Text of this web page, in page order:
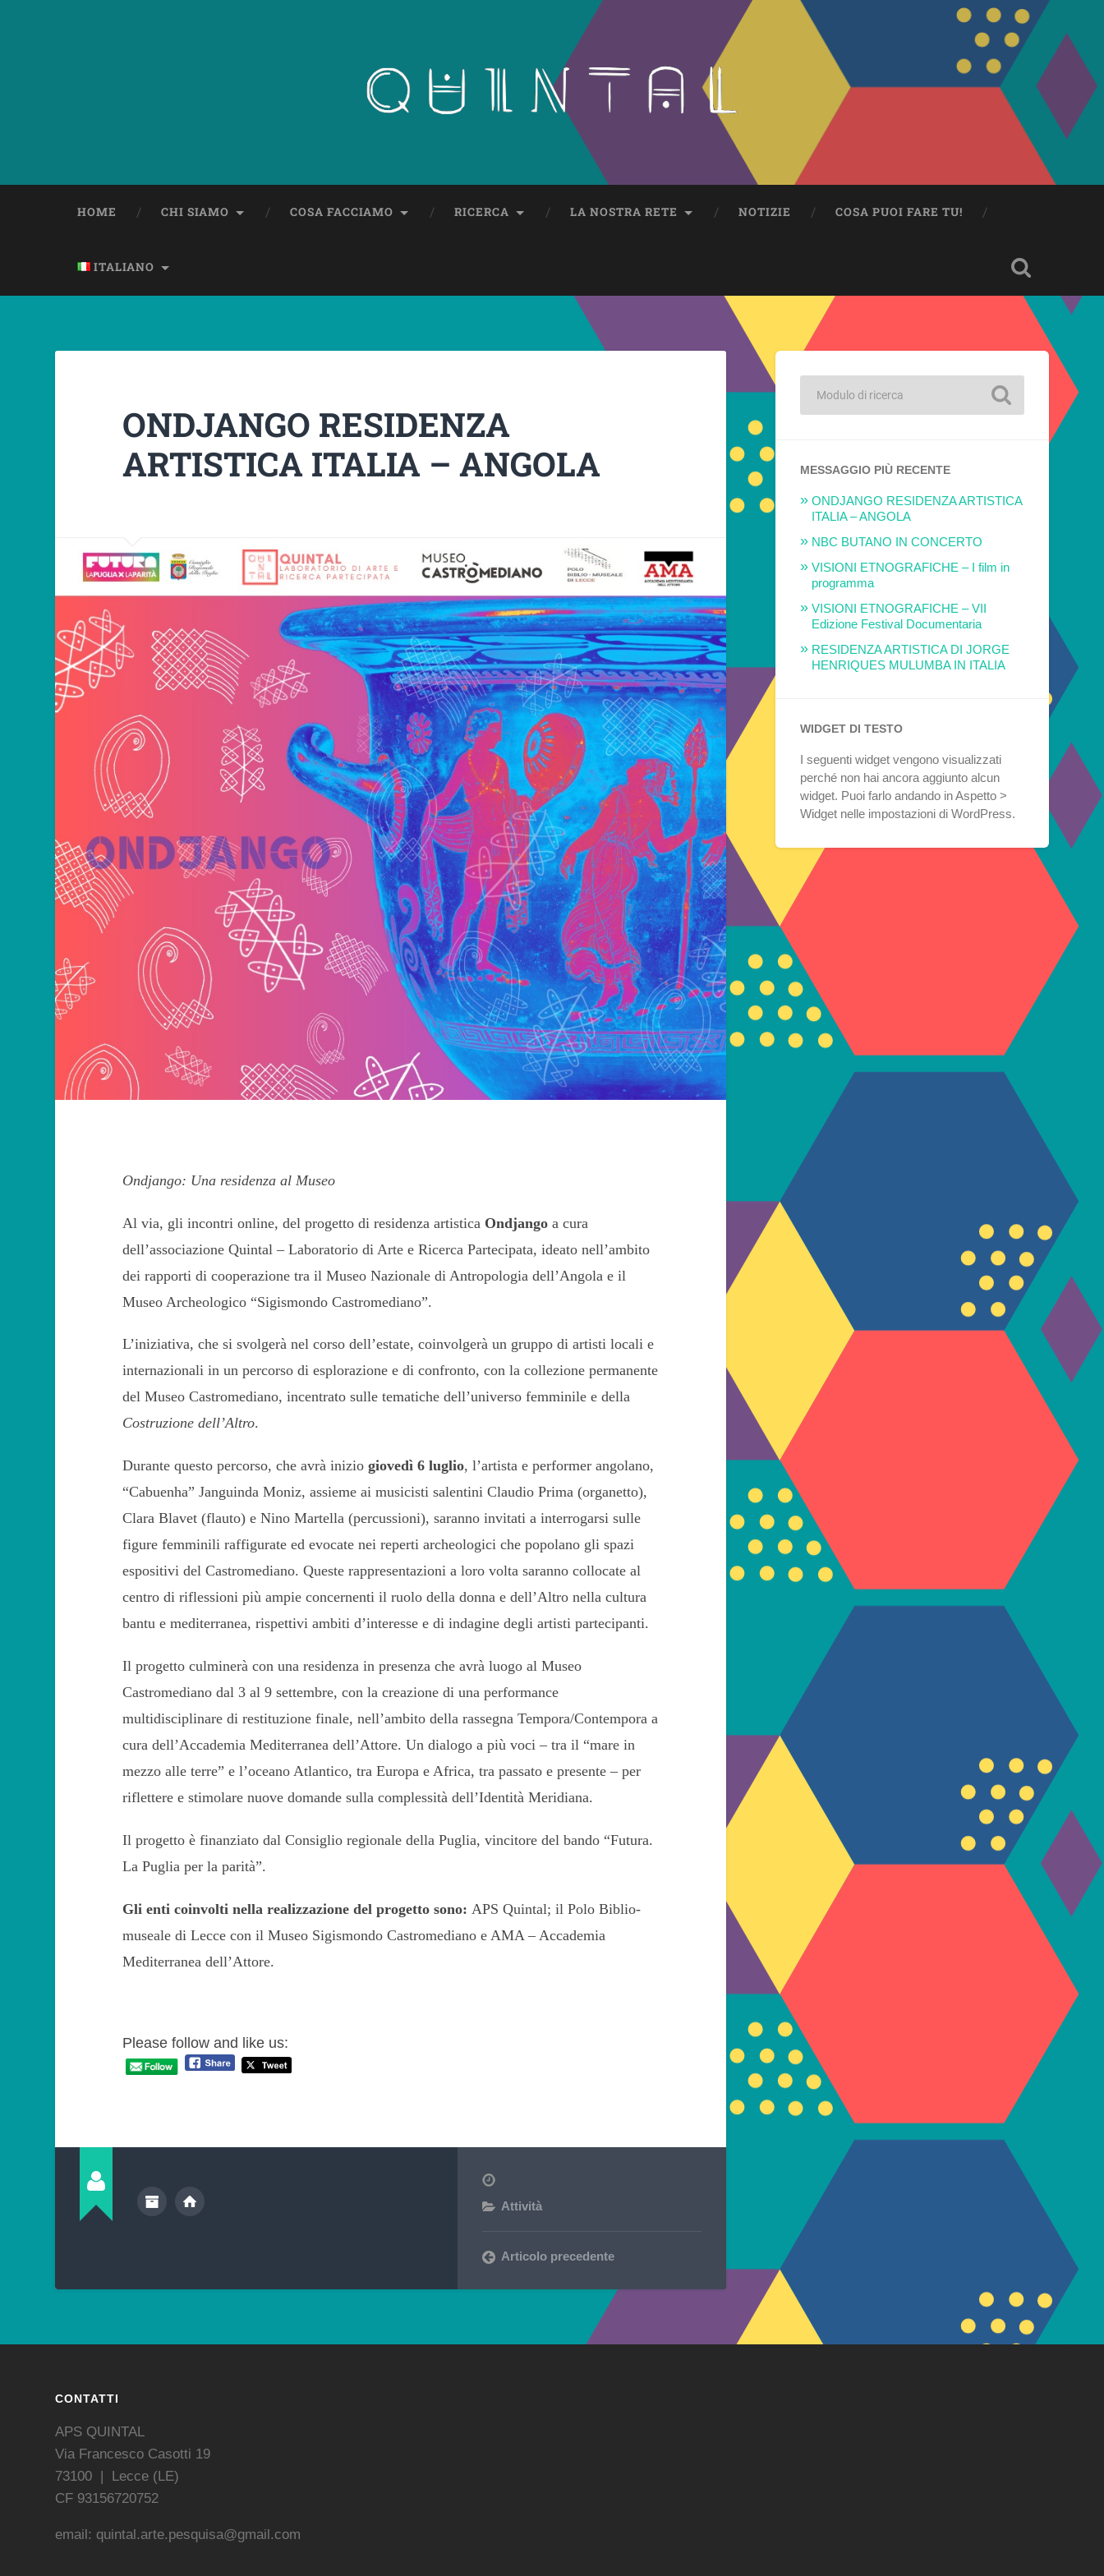
HOME CHI SIAMO COSA FACCIAMO RICERCA LA NOSTRA RETE NOTIZIE COSA PUOI FARE TU!
ITALIANO
ONDJANGO RESIDENZA
ARTISTICA ITALIA – ANGOLA
Ondjango: Una residenza al Museo
Al via, gli incontri online, del progetto di residenza artistica Ondjangoa cura
dell’associazione Quintal – Laboratorio di Arte e Ricerca Partecipata, ideato nell’ambito
dei rapporti di cooperazione tra il Museo Nazionale di Antropologia dell’Angola e il
Museo Archeologico “Sigismondo Castromediano”.
L’iniziativa, che si svolgerà nel corso dell’estate, coinvolgerà un gruppo di artisti locali e
internazionali in un percorso di esplorazione e di confronto, con la collezione permanente
del Museo Castromediano, incentrato sulle tematiche dell’universo femminile e della
Costruzione dell’Altro.
Durante questo percorso, che avrà inizio giovedì 6 luglio, l’artista e performer angolano,
“Cabuenha” Janguinda Moniz, assieme ai musicisti salentini Claudio Prima (organetto),
Clara Blavet (flauto) e Nino Martella (percussioni), saranno invitati a interrogarsi sulle
figure femminili raffigurate ed evocate nei reperti archeologici che popolano gli spazi
espositivi del Castromediano. Queste rappresentazioni a loro volta saranno collocate al
centro di riflessioni più ampie concernenti il ruolo della donna e dell’Altro nella cultura
bantu e mediterranea, rispettivi ambiti d’interesse e di indagine degli artisti partecipanti.
Il progetto culminerà con una residenza in presenza che avrà luogo al Museo
Castromediano dal 3 al 9 settembre, con la creazione di una performance
multidisciplinare di restituzione finale, nell’ambito della rassegna Tempora/Contempora a
cura dell’Accademia Mediterranea dell’Attore. Un dialogo a più voci – tra il “mare in
mezzo alle terre” e l’oceano Atlantico, tra Europa e Africa, tra passato e presente – per
riflettere e stimolare nuove domande sulla complessità dell’Identità Meridiana.
Il progetto è finanziato dal Consiglio regionale della Puglia, vincitore del bando “Futura.
La Puglia per la parità”.
Gli enti coinvolti nella realizzazione del progetto sono: APS Quintal; il Polo Biblio-
museale di Lecce con il Museo Sigismondo Castromediano e AMA – Accademia
Mediterranea dell’Attore.
Please follow and like us:
Attività
Articolo precedente
MESSAGGIO PIÙ RECENTE
ONDJANGO RESIDENZA ARTISTICA
ITALIA – ANGOLA
NBC BUTANO IN CONCERTO
VISIONI ETNOGRAFICHE – I film in
programma
VISIONI ETNOGRAFICHE – VII
Edizione Festival Documentaria
RESIDENZA ARTISTICA DI JORGE
HENRIQUES MULUMBA IN ITALIA
WIDGET DI TESTO
I seguenti widget vengono visualizzati
perché non hai ancora aggiunto alcun
widget. Puoi farlo andando in Aspetto >
Widget nelle impostazioni di WordPress.
CONTATTI
APS QUINTAL
Via Francesco Casotti 19
73100 | Lecce (LE)
CF 93156720752
email: quintal.arte.pesquisa@gmail.com